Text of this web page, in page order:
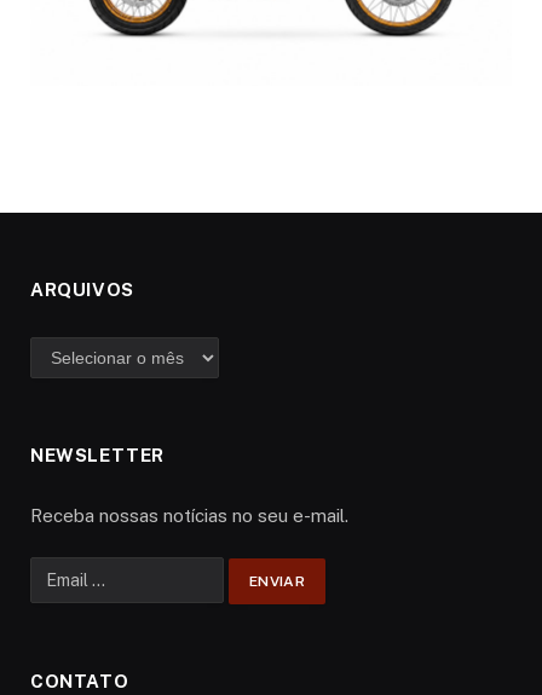
ARQUIVOS
Arquivos
NEWSLETTER
Receba nossas notícias no seu e-mail.
CONTATO